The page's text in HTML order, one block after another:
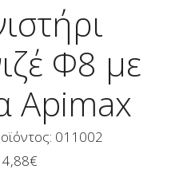
Φ8 με
Apimax
011002
€